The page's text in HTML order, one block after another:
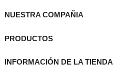
NUESTRA COMPAÑIA
PRODUCTOS
INFORMACIÓN DE LA TIENDA